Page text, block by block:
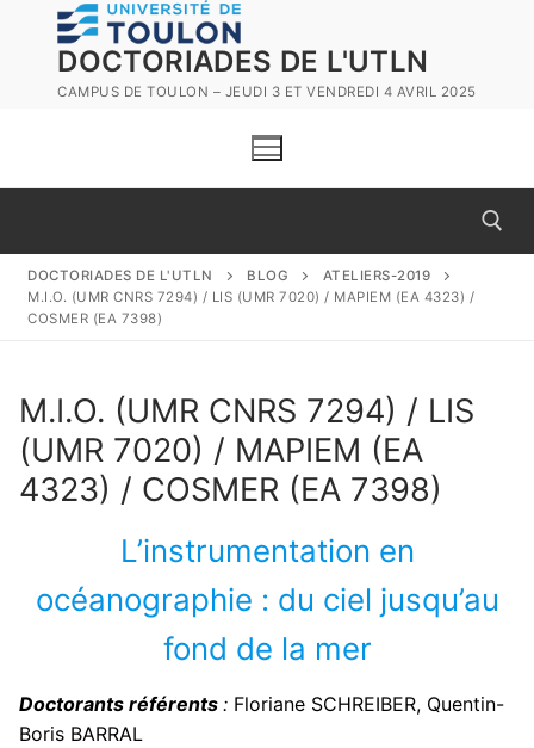
contenuDOCTORIADES DE L'UTLN
CAMPUS DE TOULON – JEUDI 3 ET VENDREDI 4 AVRIL 2025
Rechercher
:
12e doctoriades
Programme
Conférence
Ateliers
Soirée
DOCTORIADES DE L'UTLN BLOG
ATELIERS-2019
M.I.O. (UMR CNRS 7294) / LIS (UMR 7020) / MAPIEM (EA 4323) /
COSMER (EA 7398)
M.I.O. (UMR CNRS 7294) / LIS
(UMR 7020) / MAPIEM (EA
4323) / COSMER (EA 7398)
L’instrumentation en
océanographie : du ciel jusqu’au
fond de la mer
Doctorants référents : Floriane SCHREIBER, Quentin-
Boris BARRAL